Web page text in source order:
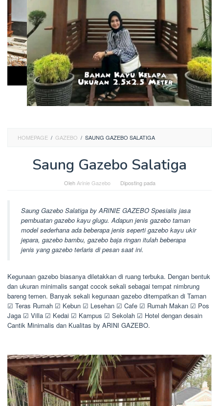
HOMEPAGE / GAZEBO / SAUNG GAZEBO SALATIGA
Saung Gazebo Salatiga
Oleh Arinie Gazebo Diposting pada
Saung Gazebo Salatiga by ARINIE GAZEBO Spesialis jasa
pembuatan gazebo kayu glugu. Adapun jenis gazebo taman
model sederhana ada beberapa jenis seperti gazebo kayu ukir
jepara, gazebo bambu, gazebo baja ringan itulah beberapa
jenis yang gazebo terlaris di pesan saat ini.
Kegunaan gazebo biasanya diletakkan di ruang terbuka. Dengan bentuk
dan ukuran minimalis sangat cocok sekali sebagai tempat nimbrung
bareng temen. Banyak sekali kegunaan gazebo ditempatkan di Taman
☑ Teras Rumah ☑ Kebun ☑ Lesehan ☑ Cafe ☑ Rumah Makan ☑ Pos
Jaga ☑ Villa ☑ Kedai ☑ Kampus ☑ Sekolah ☑ Hotel dengan desain
Cantik Minimalis dan Kualitas by ARINI GAZEBO.